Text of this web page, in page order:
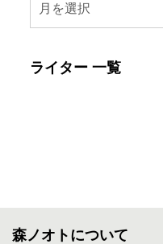
月を選択
ライター 一覧
森ノオトについて